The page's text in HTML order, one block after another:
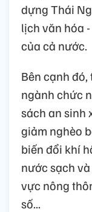
dựng Thái
lịch văn hóa
của cả nước.
Bên cạnh
ngành chức
sách an sinh
giảm nghèo
biến đổi khí
nước sạch
vực nông
số...